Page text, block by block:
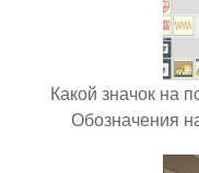
Какой значок на
Обозначения